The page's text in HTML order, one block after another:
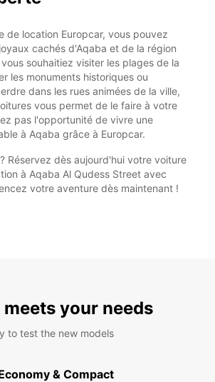
de location Europcar, vous pouvez
cachés d'Aqaba et de la région
souhaitiez visiter les plages de la
les monuments historiques ou
dans les rues animées de la ville,
vous permet de le faire à votre
pas l'opportunité de vivre une
à Aqaba grâce à Europcar.
Réservez dès aujourd'hui votre voiture
à Aqaba Al Qudess Street avec
votre aventure dès maintenant !
your needs
to test the new models
& Compact